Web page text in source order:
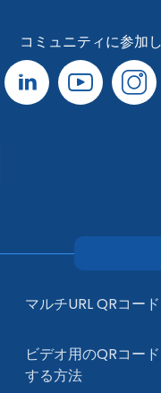
コミュニティに参加
マルチURL QRコード
ビデオ用のQRコー
する方法